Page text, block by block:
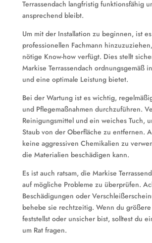
Terrassendach langfristig funktionsfähig
ansprechend bleibt.
Um mit der Installation zu beginnen, ist
professionellen Fachmann
nötige Know-how verfügt. Dies stellt
Markise Terrassendach ordnungsgemäß
und eine optimale Leistung bietet.
Bei der Wartung ist es wichtig,
und Pflegemaßnahmen durchzuführen.
Reinigungsmittel und ein weiches Tuch,
Staub von der Oberfläche zu entfernen.
keine aggressiven Chemikalien zu
die Materialien beschädigen kann.
Es ist auch ratsam, die Markise
auf mögliche Probleme zu überprüfen.
Beschädigungen oder
behebe sie rechtzeitig. Wenn du größere
feststellst oder unsicher bist, solltest du
um Rat fragen.